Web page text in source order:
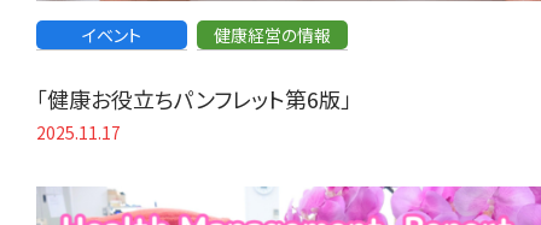
イベント 健康経営の情報
「健康お役立ちパンフレット第6版」
2025.11.17